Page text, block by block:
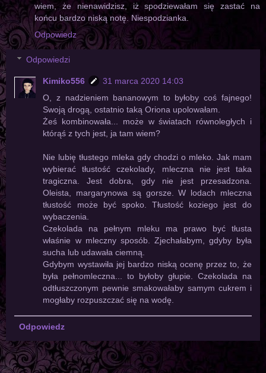
wiem, że nienawidzisz, iż spodziewałam się zastać na
końcu bardzo niską notę. Niespodzianka.
Odpowiedz
Odpowiedzi
Kimiko556
31 marca 2020 14:03
O, z nadzieniem bananowym to byłoby coś fajnego!
Swoją drogą, ostatnio taką Oriona upolowałam.
Żeś kombinowała... może w światach równoległych i
którąś z tych jest, ja tam wiem?
Nie lubię tłustego mleka gdy chodzi o mleko. Jak mam
wybierać tłustość czekolady, mleczna nie jest taka
tragiczna. Jest dobra, gdy nie jest przesadzona.
Oleista, margarynowa są gorsze. W lodach mleczna
tłustość może być spoko. Tłustość koziego jest do
wybaczenia.
Czekolada na pełnym mleku ma prawo być tłusta
właśnie w mleczny sposób. Zjechałabym, gdyby była
sucha lub udawała ciemną.
Gdybym wystawiła jej bardzo niską ocenę przez to, że
była pełnomleczna... to byłoby głupie. Czekolada na
odtłuszczonym pewnie smakowałaby samym cukrem i
mogłaby rozpuszczać się na wodę.
Odpowiedz